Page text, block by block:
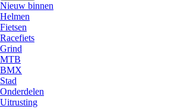
Nieuw binnen
Helmen
Fietsen
Racefiets
Grind
MTB
BMX
Stad
Onderdelen
Uitrusting